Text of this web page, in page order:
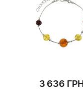
3 636 ГРН